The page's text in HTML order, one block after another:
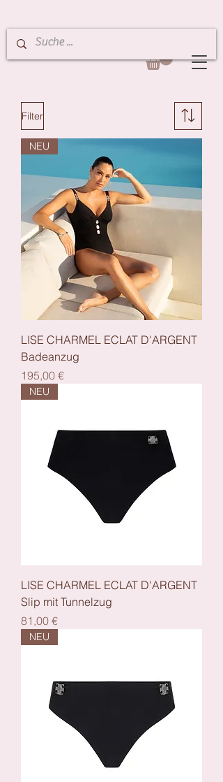
Filter
NEU
LISE CHARMEL ECLAT D'ARGENT
Badeanzug
Preis
195,00 €
NEU
LISE CHARMEL ECLAT D'ARGENT
Slip mit Tunnelzug
Preis
81,00 €
NEU